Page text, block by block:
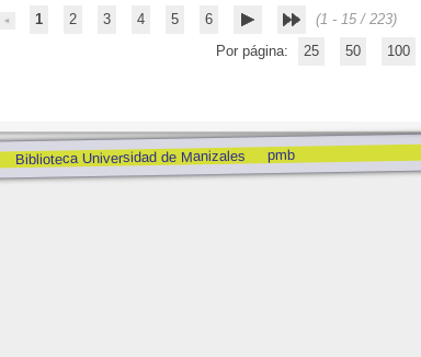
1 2 3 4 5 6
(1 - 15 / 223)
Por página:
25 50 100
Biblioteca Universidad de Manizales pmb